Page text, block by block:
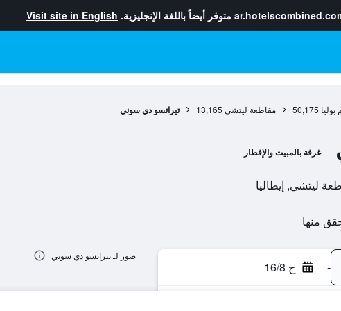
متوفر أيضاً باللغة الإنجليزية. Visit site in English
بوليا 50,175 مقاطعة ليتشي 13,165 تيراتسو دي سوني
غرفة بالمبيت والإفطار
- ح 16/8
صور لـ تيراتسو دي سوني